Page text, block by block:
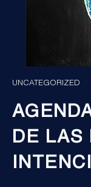
UNCATEGORIZED
DE LAS